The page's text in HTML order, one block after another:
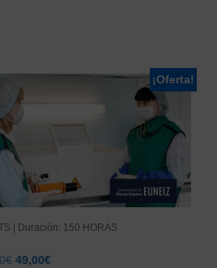
¡Oferta!
| Duración: 150 HORAS
€ El
49,00€El